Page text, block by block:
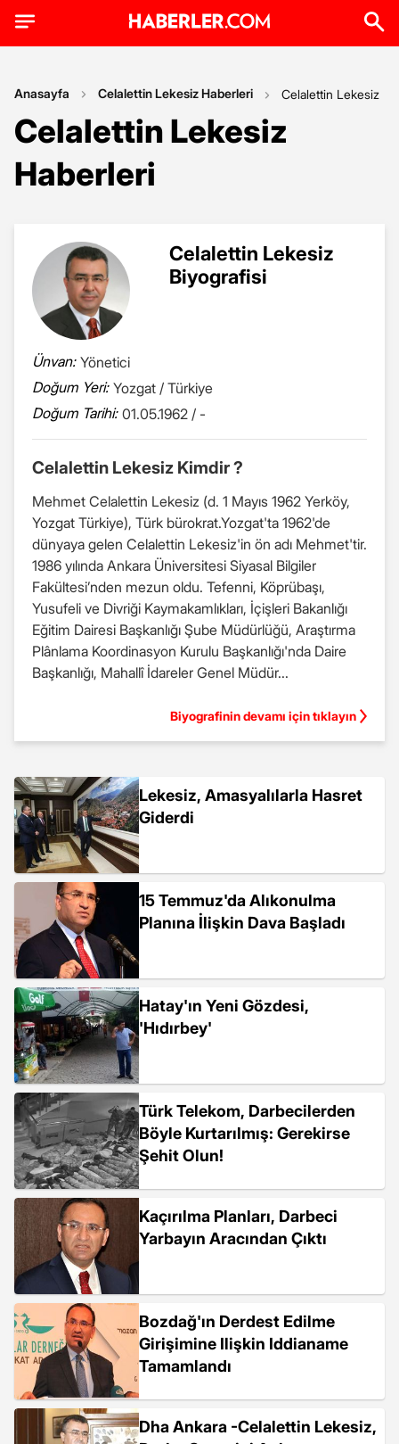
Anasayfa Celalettin Lekesiz Haberleri Celalettin Lekesiz
Celalettin Lekesiz
Haberleri
Celalettin Lekesiz
Biyografisi
Ünvan: Yönetici
Doğum Yeri: Yozgat / Türkiye
Doğum Tarihi: 01.05.1962 / -
Celalettin Lekesiz Kimdir ?
Mehmet Celalettin Lekesiz (d. 1 Mayıs 1962 Yerköy,
Yozgat Türkiye), Türk bürokrat.Yozgat'ta 1962'de
dünyaya gelen Celalettin Lekesiz'in ön adı Mehmet'tir.
1986 yılında Ankara Üniversitesi Siyasal Bilgiler
Fakültesi’nden mezun oldu. Tefenni, Köprübaşı,
Yusufeli ve Divriği Kaymakamlıkları, İçişleri Bakanlığı
Eğitim Dairesi Başkanlığı Şube Müdürlüğü, Araştırma
Plânlama Koordinasyon Kurulu Başkanlığı'nda Daire
Başkanlığı, Mahallî İdareler Genel Müdür...
Biyografinin devamı için tıklayın
Lekesiz, Amasyalılarla Hasret
Giderdi
15 Temmuz'da Alıkonulma
Planına İlişkin Dava Başladı
Hatay'ın Yeni Gözdesi,
'Hıdırbey'
Türk Telekom, Darbecilerden
Böyle Kurtarılmış: Gerekirse
Şehit Olun!
Kaçırılma Planları, Darbeci
Yarbayın Aracından Çıktı
Bozdağ'ın Derdest Edilme
Girişimine Ilişkin Iddianame
Tamamlandı
Dha Ankara -Celalettin Lekesiz,